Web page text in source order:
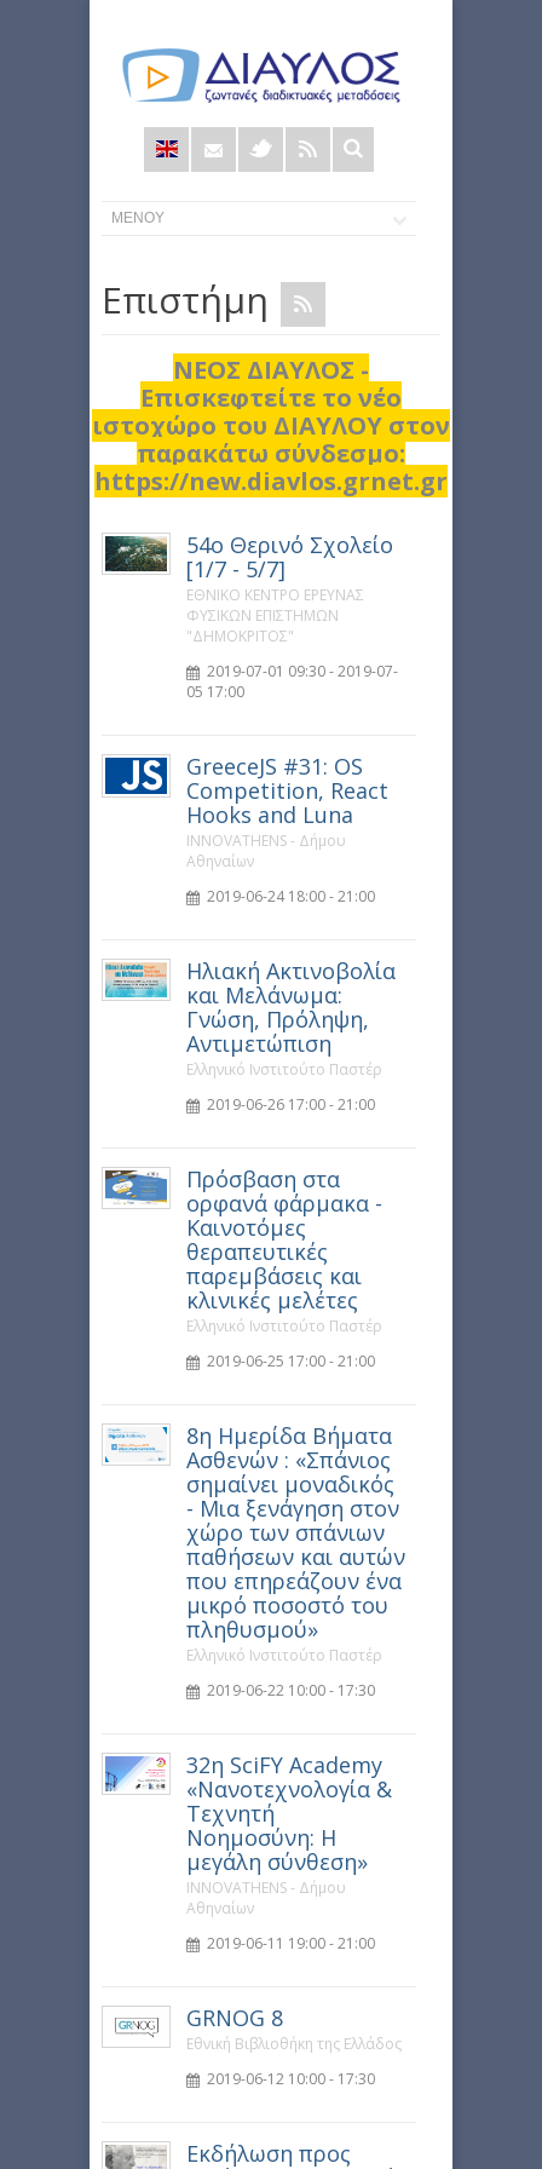
Φόρμα
αναζήτησης
Επιστήμη
ΝΕΟΣ ΔΙΑΥΛΟΣ -
Επισκεφτείτε το νέο
ιστοχώρο του ΔΙΑΥΛΟΥ στον
παρακάτω σύνδεσμο:
https://new.diavlos.grnet.gr
54ο Θερινό Σχολείο
[1/7 - 5/7]
ΕΘΝΙΚΟ ΚΕΝΤΡΟ ΕΡΕΥΝΑΣ
ΦΥΣΙΚΩΝ ΕΠΙΣΤΗΜΩΝ
"ΔΗΜΟΚΡΙΤΟΣ"
2019-07-01 09:30 - 2019-07-
05 17:00
GreeceJS #31: OS
Competition, React
Hooks and Luna
INNOVATHENS - Δήμου
Αθηναίων
2019-06-24 18:00 - 21:00
Ηλιακή Ακτινοβολία
και Μελάνωμα:
Γνώση, Πρόληψη,
Αντιμετώπιση
Ελληνικό Ινστιτούτο Παστέρ
2019-06-26 17:00 - 21:00
Πρόσβαση στα
ορφανά φάρμακα -
Καινοτόμες
θεραπευτικές
παρεμβάσεις και
κλινικές μελέτες
Ελληνικό Ινστιτούτο Παστέρ
2019-06-25 17:00 - 21:00
8η Ημερίδα Βήματα
Ασθενών : «Σπάνιος
σημαίνει μοναδικός
- Μια ξενάγηση στον
χώρο των σπάνιων
παθήσεων και αυτών
που επηρεάζουν ένα
μικρό ποσοστό του
πληθυσμού»
Ελληνικό Ινστιτούτο Παστέρ
2019-06-22 10:00 - 17:30
32η SciFY Academy
«Νανοτεχνολογία &
Τεχνητή
Νοημοσύνη: Η
μεγάλη σύνθεση»
INNOVATHENS - Δήμου
Αθηναίων
2019-06-11 19:00 - 21:00
GRNOG 8
Εθνική Βιβλιοθήκη της Ελλάδος
2019-06-12 10:00 - 17:30
Εκδήλωση προς